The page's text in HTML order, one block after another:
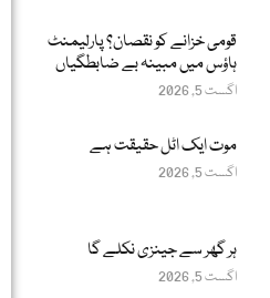
قومی خزانے کو نقصان؟ پارلیمنٹ
ہاؤس میں مبینہ بے ضابطگیاں
اگست 5, 2026
موت ایک اٹل حقیقت ہے
اگست 5, 2026
ہر گھر سے جینزی نکلے گا
اگست 5, 2026